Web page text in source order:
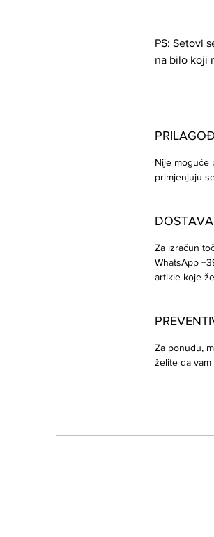
PS: Setovi
na bilo koji
Nije moguće
primjenjuju
Za izračun
WhatsApp
artikle koje
Za ponudu,
želite da